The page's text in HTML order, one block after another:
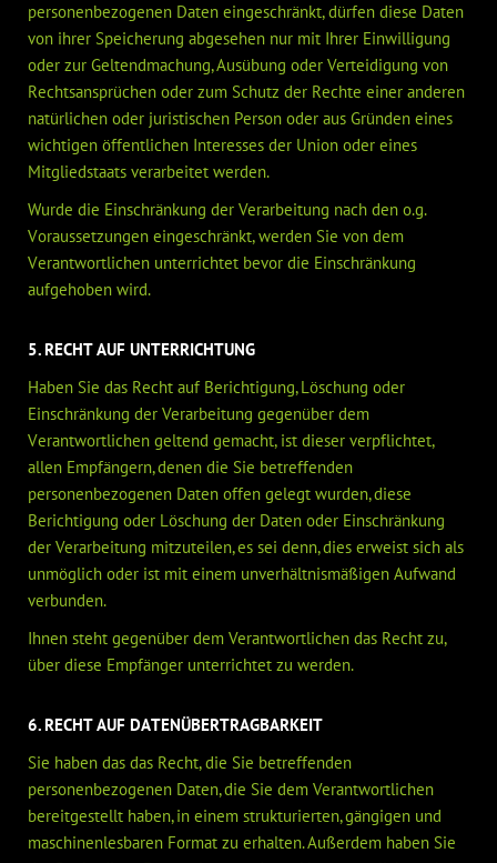
personenbezogenen Daten eingeschränkt, dürfen diese Daten
von ihrer Speicherung abgesehen nur mit Ihrer Einwilligung
oder zur Geltendmachung, Ausübung oder Verteidigung von
Rechtsansprüchen oder zum Schutz der Rechte einer anderen
natürlichen oder juristischen Person oder aus Gründen eines
wichtigen öffentlichen Interesses der Union oder eines
Mitgliedstaats verarbeitet werden.
Wurde die Einschränkung der Verarbeitung nach den o.g.
Voraussetzungen eingeschränkt, werden Sie von dem
Verantwortlichen unterrichtet bevor die Einschränkung
aufgehoben wird.
5. RECHT AUF UNTERRICHTUNG
Haben Sie das Recht auf Berichtigung, Löschung oder
Einschränkung der Verarbeitung gegenüber dem
Verantwortlichen geltend gemacht, ist dieser verpflichtet,
allen Empfängern, denen die Sie betreffenden
personenbezogenen Daten offen gelegt wurden, diese
Berichtigung oder Löschung der Daten oder Einschränkung
der Verarbeitung mitzuteilen, es sei denn, dies erweist sich als
unmöglich oder ist mit einem unverhältnismäßigen Aufwand
verbunden.
Ihnen steht gegenüber dem Verantwortlichen das Recht zu,
über diese Empfänger unterrichtet zu werden.
6. RECHT AUF DATENÜBERTRAGBARKEIT
Sie haben das das Recht, die Sie betreffenden
personenbezogenen Daten, die Sie dem Verantwortlichen
bereitgestellt haben, in einem strukturierten, gängigen und
maschinenlesbaren Format zu erhalten. Außerdem haben Sie